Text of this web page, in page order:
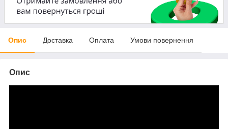
Опис Доставка Оплата Умови повернення
Опис